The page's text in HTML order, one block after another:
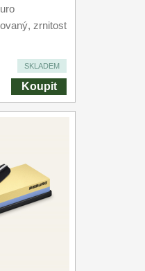
zrnitost
SKLADEM
Koupit